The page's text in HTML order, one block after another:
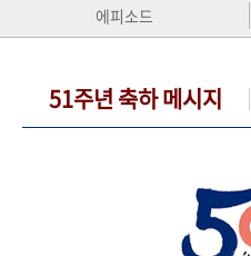
에피소드
51주년 축하 메시지